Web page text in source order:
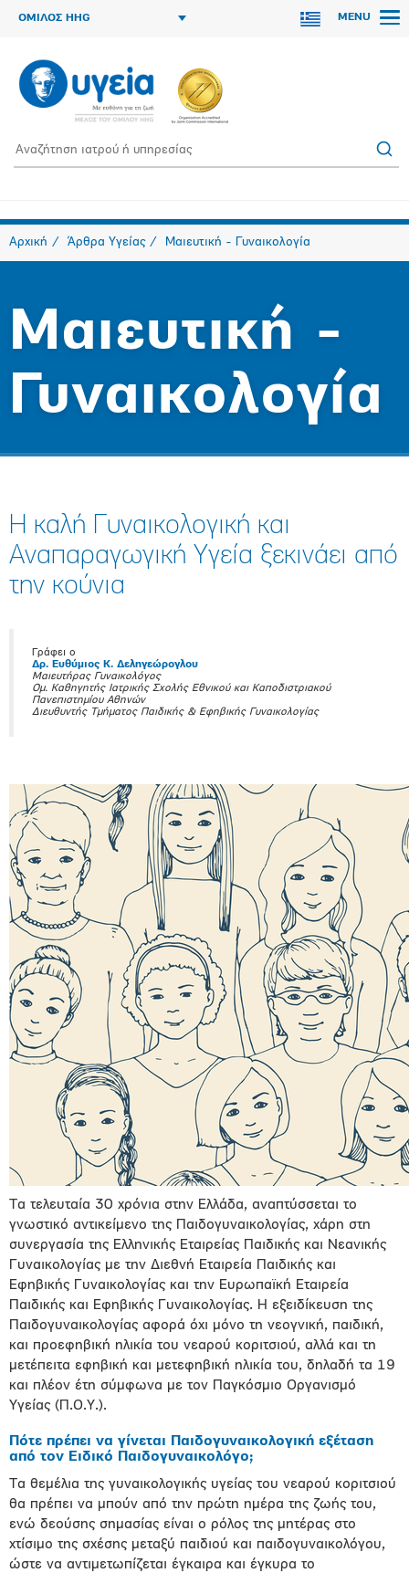
ΟΜΙΛΟΣ HHG MENU
Αρχική Άρθρα Υγείας Μαιευτική - Γυναικολογία
Μαιευτική -
Γυναικολογία
Η καλή Γυναικολογική και
Αναπαραγωγική Υγεία ξεκινάει από
την κούνια
Γράφει ο
Δρ. Ευθύμιος Κ. Δεληγεώρογλου
Μαιευτήρας Γυναικολόγος
Ομ. Καθηγητής Ιατρικής Σχολής Εθνικού και Καποδιστριακού
Πανεπιστημίου Αθηνών
Διευθυντής Τμήματος Παιδικής & Εφηβικής Γυναικολογίας
Τα τελευταία 30 χρόνια στην Ελλάδα, αναπτύσσεται το
γνωστικό αντικείμενο της Παιδογυναικολογίας, χάρη στη
συνεργασία της Ελληνικής Εταιρείας Παιδικής και Νεανικής
Γυναικολογίας με την Διεθνή Εταιρεία Παιδικής και
Εφηβικής Γυναικολογίας και την Ευρωπαϊκή Εταιρεία
Παιδικής και Εφηβικής Γυναικολογίας. H εξειδίκευση της
Παιδογυναικολογίας αφορά όχι μόνο τη νεογνική, παιδική,
και προεφηβική ηλικία του νεαρού κοριτσιού, αλλά και τη
μετέπειτα εφηβική και μετεφηβική ηλικία του, δηλαδή τα 19
και πλέον έτη σύμφωνα με τον Παγκόσμιο Οργανισμό
Υγείας (Π.Ο.Υ.).
Πότε πρέπει να γίνεται Παιδογυναικολογική εξέταση
από τον Ειδικό Παιδογυναικολόγο;
Τα θεμέλια της γυναικολογικής υγείας του νεαρού κοριτσιού
θα πρέπει να μπούν από την πρώτη ημέρα της ζωής του,
ενώ δεούσης σημασίας είναι ο ρόλος της μητέρας στο
χτίσιμο της σχέσης μεταξύ παιδιού και παιδογυναικολόγου,
ώστε να αντιμετωπίζεται έγκαιρα και έγκυρα το